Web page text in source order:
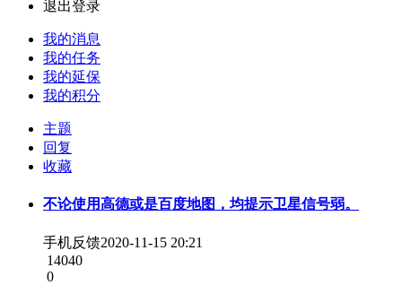
退出登录
我的消息
我的任务
我的延保
我的积分
主题
回复
收藏
不论使用高德或是百度地图，均提示卫星信号弱。
手机反馈2020-11-15 20:21
14040
0